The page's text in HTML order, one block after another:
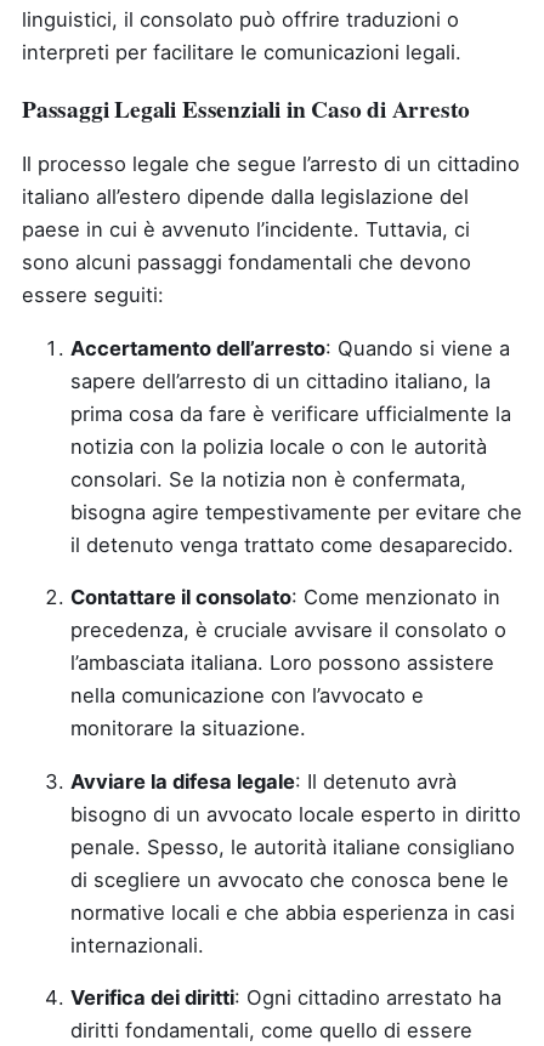
linguistici, il consolato può offrire traduzioni o
interpreti per facilitare le comunicazioni legali.
Passaggi Legali Essenziali in Caso di Arresto
Il processo legale che segue l’arresto di un cittadino
italiano all’estero dipende dalla legislazione del
paese in cui è avvenuto l’incidente. Tuttavia, ci
sono alcuni passaggi fondamentali che devono
essere seguiti:
Accertamento dell’arresto: Quando si viene a
sapere dell’arresto di un cittadino italiano, la
prima cosa da fare è verificare ufficialmente la
notizia con la polizia locale o con le autorità
consolari. Se la notizia non è confermata,
bisogna agire tempestivamente per evitare che
il detenuto venga trattato come desaparecido.
Contattare il consolato: Come menzionato in
precedenza, è cruciale avvisare il consolato o
l’ambasciata italiana. Loro possono assistere
nella comunicazione con l’avvocato e
monitorare la situazione.
Avviare la difesa legale: Il detenuto avrà
bisogno di un avvocato locale esperto in diritto
penale. Spesso, le autorità italiane consigliano
di scegliere un avvocato che conosca bene le
normative locali e che abbia esperienza in casi
internazionali.
Verifica dei diritti: Ogni cittadino arrestato ha
diritti fondamentali, come quello di essere